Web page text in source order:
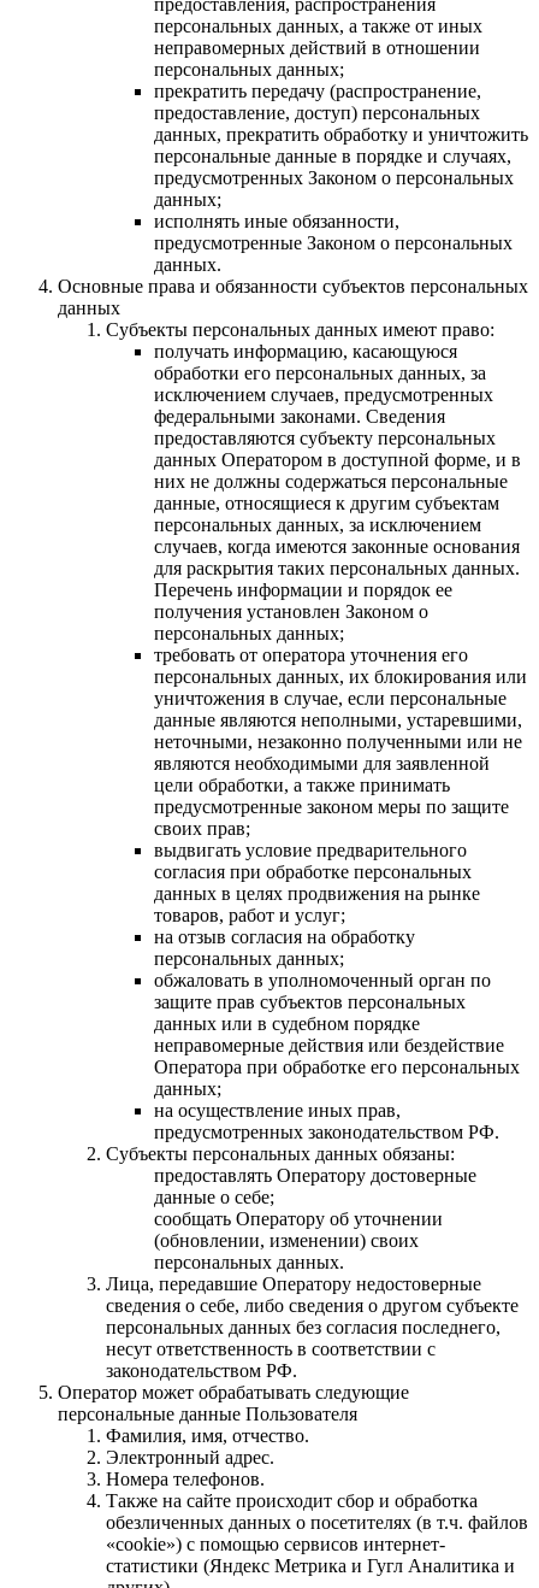
персональных данных, а также от иных
неправомерных действий в отношении
персональных данных;
прекратить передачу (распространение,
предоставление, доступ) персональных
данных, прекратить обработку и уничтожить
персональные данные в порядке и случаях,
предусмотренных Законом о персональных
данных;
исполнять иные обязанности,
предусмотренные Законом о персональных
данных.
Основные права и обязанности субъектов персональных
данных
Субъекты персональных данных имеют право:
получать информацию, касающуюся
обработки его персональных данных, за
исключением случаев, предусмотренных
федеральными законами. Сведения
предоставляются субъекту персональных
данных Оператором в доступной форме, и в
них не должны содержаться персональные
данные, относящиеся к другим субъектам
персональных данных, за исключением
случаев, когда имеются законные основания
для раскрытия таких персональных данных.
Перечень информации и порядок ее
получения установлен Законом о
персональных данных;
требовать от оператора уточнения его
персональных данных, их блокирования или
уничтожения в случае, если персональные
данные являются неполными, устаревшими,
неточными, незаконно полученными или не
являются необходимыми для заявленной
цели обработки, а также принимать
предусмотренные законом меры по защите
своих прав;
выдвигать условие предварительного
согласия при обработке персональных
данных в целях продвижения на рынке
товаров, работ и услуг;
на отзыв согласия на обработку
персональных данных;
обжаловать в уполномоченный орган по
защите прав субъектов персональных
данных или в судебном порядке
неправомерные действия или бездействие
Оператора при обработке его персональных
данных;
на осуществление иных прав,
предусмотренных законодательством РФ.
Субъекты персональных данных обязаны:
предоставлять Оператору достоверные
данные о себе;
сообщать Оператору об уточнении
(обновлении, изменении) своих
персональных данных.
Лица, передавшие Оператору недостоверные
сведения о себе, либо сведения о другом субъекте
персональных данных без согласия последнего,
несут ответственность в соответствии с
законодательством РФ.
Оператор может обрабатывать следующие
персональные данные Пользователя
Фамилия, имя, отчество.
Электронный адрес.
Номера телефонов.
Также на сайте происходит сбор и обработка
обезличенных данных о посетителях (в т.ч. файлов
«cookie») с помощью сервисов интернет-
статистики (Яндекс Метрика и Гугл Аналитика и